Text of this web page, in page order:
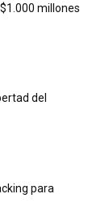
millones
del
para